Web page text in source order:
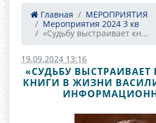
Главная
МЕРОПРИЯТИЯ
Мероприятия 2024 3 кв
«Судьбу выстраивает кн...
19.09.2024 13:16
«СУДЬБУ
КНИГИ В ЖИЗНИ